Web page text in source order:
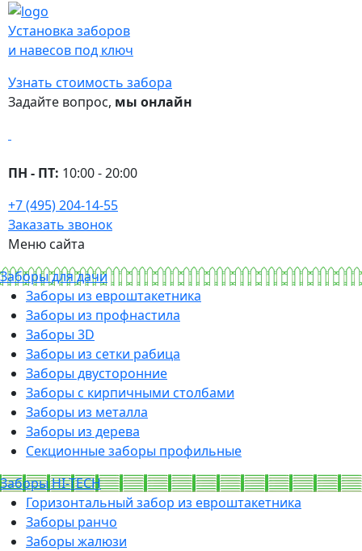
Установка заборов
и навесов под ключ
Узнать стоимость забора
Задайте вопрос, мы онлайн
ПН - ПТ: 10:00 - 20:00
+7 (495) 204-14-55
Заказать звонок
Меню сайта
Заборы для дачи
Заборы из евроштакетника
Заборы из профнастила
Заборы 3D
Заборы из сетки рабица
Заборы двусторонние
Заборы с кирпичными столбами
Заборы из металла
Заборы из дерева
Секционные заборы профильные
Заборы HI-TECH
Горизонтальный забор из евроштакетника
Заборы ранчо
Заборы жалюзи